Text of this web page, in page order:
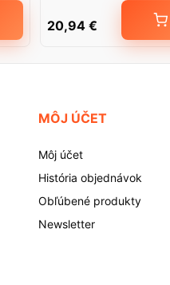
20,94 €
MÔJ ÚČET
Môj účet
História objednávok
Obľúbené produkty
Newsletter